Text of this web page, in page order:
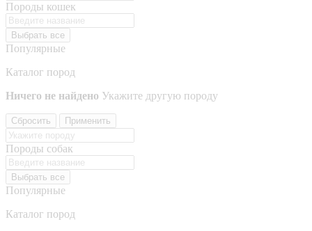
Породы кошек
Выбрать все
Популярные
Каталог пород
Ничего не найдено Укажите другую породу
Сбросить Применить
Породы собак
Выбрать все
Популярные
Каталог пород